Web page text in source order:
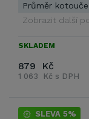
Průměr
Zobrazit další
SKLADEM
879 Kč
1 063 Kč s DPH
SLEVA 5%